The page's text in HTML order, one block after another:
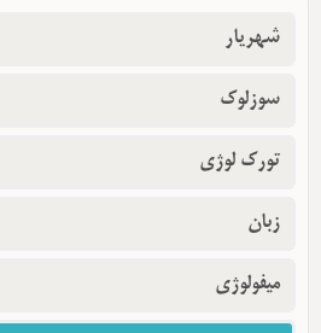
شهریار
سوزلوک
تورک لوژی
زبان
میفولوژی